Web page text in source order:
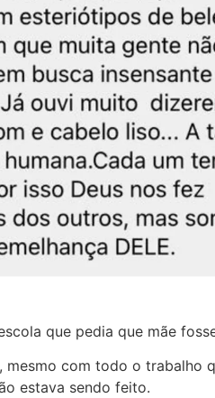
que pedia que mãe
com todo o trabalho
estava sendo feito.